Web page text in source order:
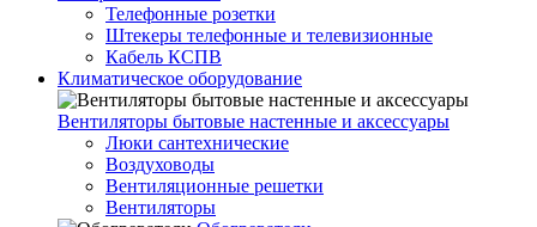
Телефонные розетки
Штекеры телефонные и телевизионные
Кабель КСПВ
Климатическое оборудование
Вентиляторы бытовые настенные и аксессуары
Люки сантехнические
Воздуховоды
Вентиляционные решетки
Вентиляторы